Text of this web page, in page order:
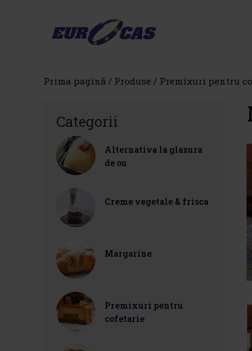
Prima pagină / Produse / Premixuri pentru
Categorii
Alternativa la glazura
de ou
Creme vegetale & frisca
Margarine
Premixuri pentru
cofetarie